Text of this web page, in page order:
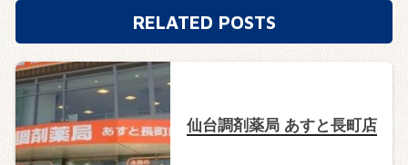
RELATED POSTS
仙台調剤薬局 あすと長町店